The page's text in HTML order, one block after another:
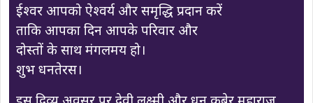
ईश्वर आपको ऐश्वर्य और समृद्धि प्रदान करें
ताकि आपका दिन आपके परिवार और
दोस्तों के साथ मंगलमय हो।
शुभ धनतेरस।